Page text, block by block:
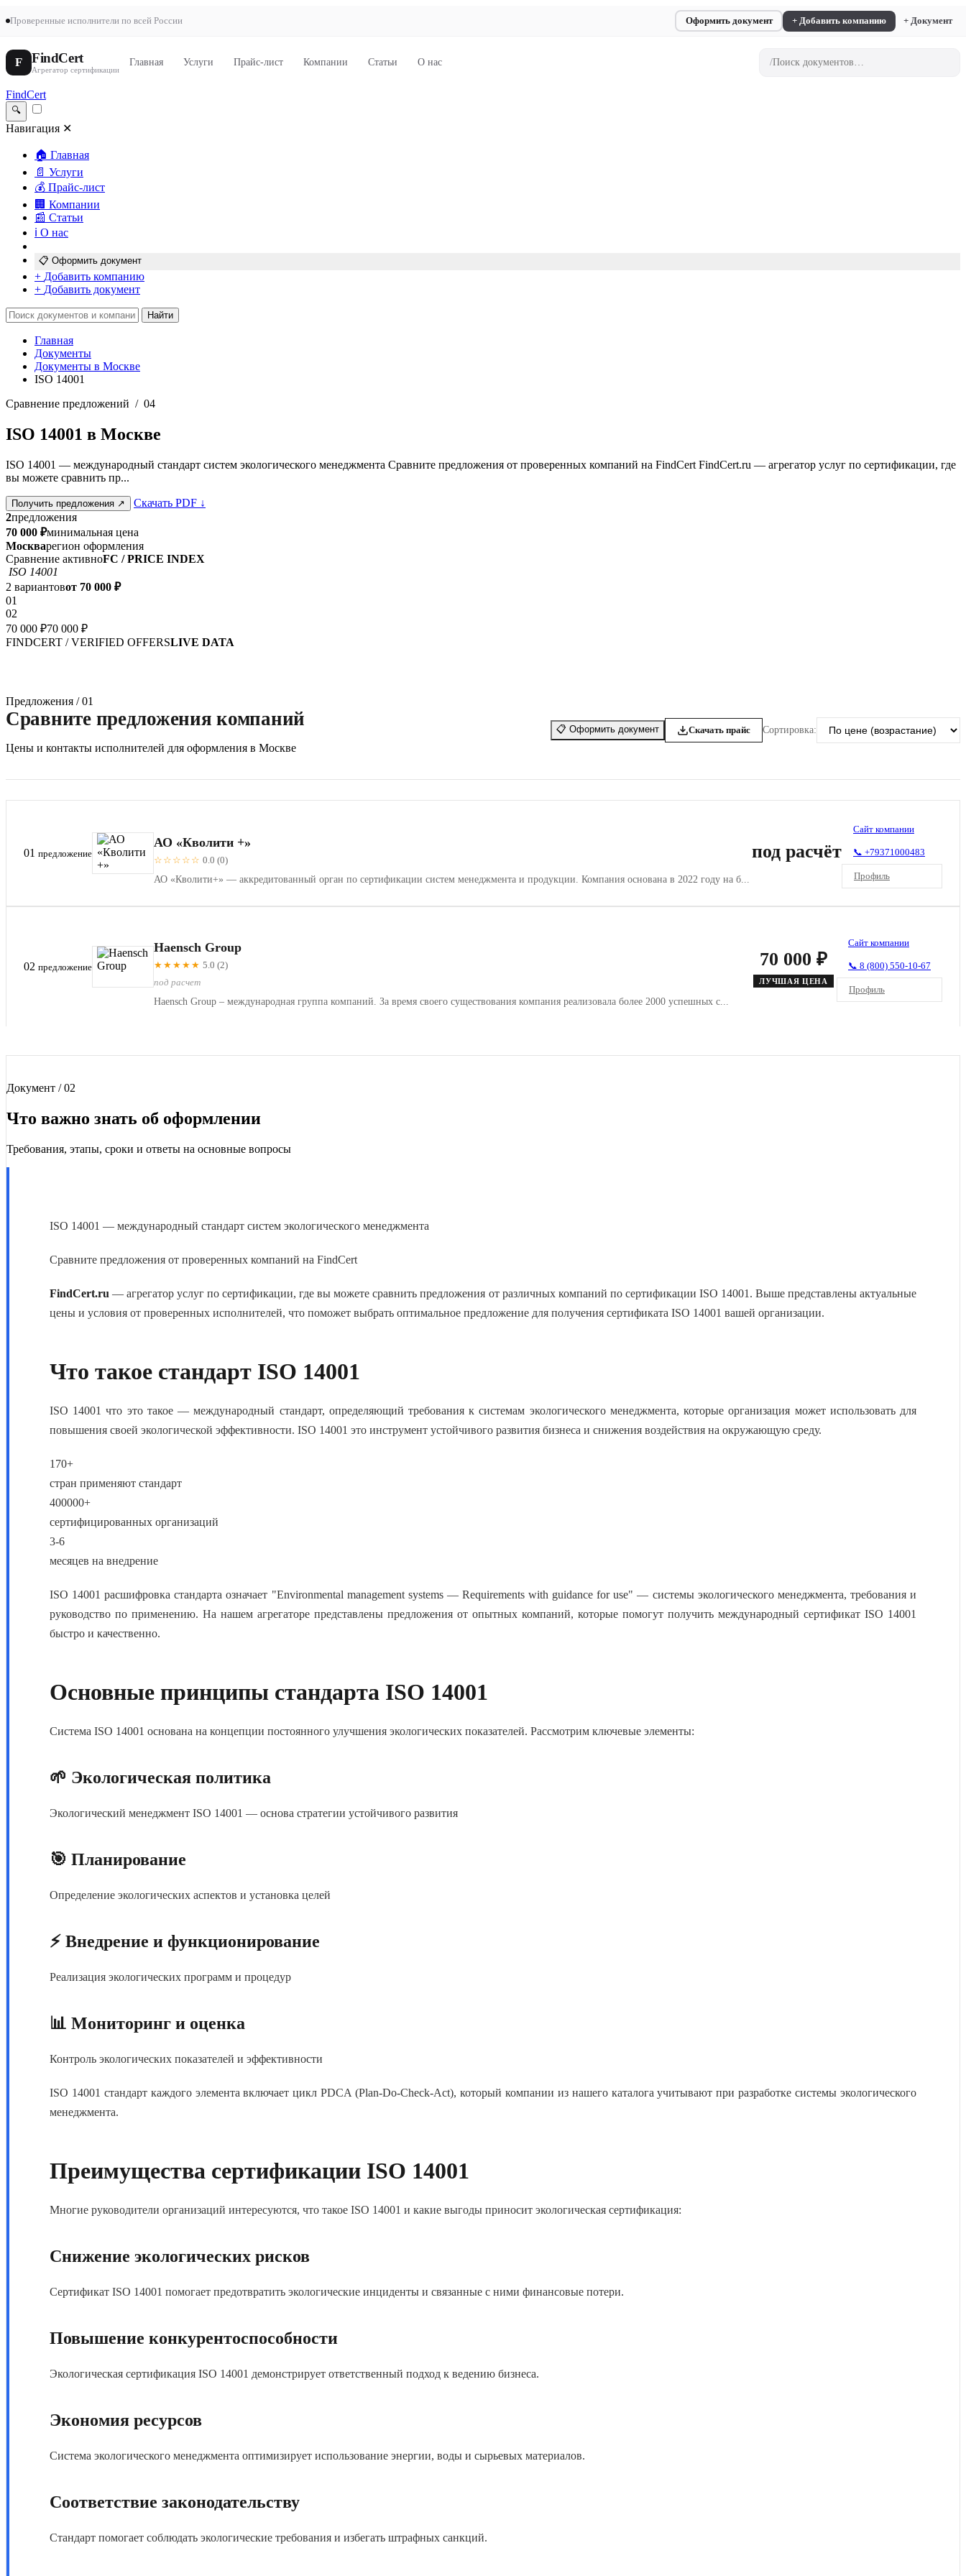
Проверенные исполнители по всей России Оформить документ + Добавить компанию + Документ
F FindCert
Агрегатор сертификации
Главная Услуги Прайс-лист Компании Статьи О нас /
FindCert
🔍
Навигация ✕
🏠 Главная
📄 Услуги
💰 Прайс-лист
🏢 Компании
📰 Статьи
ℹ️ О нас
📋 Оформить документ
+ Добавить компанию
+ Добавить документ
Найти
Главная
Документы
Документы в Москве
ISO 14001
Сравнение предложений / 04
ISO 14001 в Москве
ISO 14001 — международный стандарт систем экологического менеджмента Сравните предложения от проверенных компаний на FindCert FindCert.ru — агрегатор услуг по сертификации, где
вы можете сравнить пр...
Получить предложения ↗ Скачать PDF ↓
2предложения
70 000 ₽минимальная цена
Москварегион оформления
Сравнение активноFC / PRICE INDEX
ISO 14001
2 вариантовот 70 000 ₽
01
02
70 000 ₽70 000 ₽
FINDCERT / VERIFIED OFFERSLIVE DATA
Предложения / 01
Сравните предложения компаний
Цены и контакты исполнителей для оформления в Москве
📋 Оформить документ Скачать прайс Сортировка:
01 предложение
АО «Кволити +»
☆☆☆☆☆ 0.0 (0)
АО «Кволити+» — аккредитованный орган по сертификации систем менеджмента и продукции. Компания основана в 2022 году на б...
под расчёт
Сайт компании
📞 +79371000483
Профиль
02 предложение
Haensch Group
★★★★★ 5.0 (2)
под расчет
Haensch Group – международная группа компаний. За время своего существования компания реализовала более 2000 успешных с...
70 000 ₽
ЛУЧШАЯ ЦЕНА
Сайт компании
📞 8 (800) 550-10-67
Профиль
Документ / 02
Что важно знать об оформлении
Требования, этапы, сроки и ответы на основные вопросы
ISO 14001 — международный стандарт систем экологического менеджмента
Сравните предложения от проверенных компаний на FindCert
FindCert.ru — агрегатор услуг по сертификации, где вы можете сравнить предложения от различных компаний по сертификации ISO 14001 . Выше представлены актуальные
цены и условия от проверенных исполнителей, что поможет выбрать оптимальное предложение для получения сертификата ISO 14001 вашей организации.
Что такое стандарт ISO 14001
ISO 14001 что этотакое — международный стандарт, определяющий требования к системам экологического менеджмента, которые организация может использовать для
повышения своей экологической эффективности. ISO 14001 это инструмент устойчивого развития бизнеса и снижения воздействия на окружающую среду.
170+
стран применяют стандарт
400000+
сертифицированных организаций
3-6
месяцев на внедрение
ISO 14001 расшифровка стандарта означает "Environmental management systems — Requirements with guidance for use" — системы экологического менеджмента, требования и
руководство по применению. На нашем агрегаторе представлены предложения от опытных компаний, которые помогут получить международный сертификат ISO 14001
быстро и качественно.
Основные принципы стандарта ISO 14001
Система ISO 14001 основана на концепции постоянного улучшения экологических показателей. Рассмотрим ключевые элементы:
🌱 Экологическая политика
Экологический менеджмент ISO 14001 — основа стратегии устойчивого развития
🎯 Планирование
Определение экологических аспектов и установка целей
⚡ Внедрение и функционирование
Реализация экологических программ и процедур
📊 Мониторинг и оценка
Контроль экологических показателей и эффективности
ISO 14001 стандарткаждого элемента включает цикл PDCA (Plan-Do-Check-Act), который компании из нашего каталога учитывают при разработке системы экологического
менеджмента.
Преимущества сертификации ISO 14001
Многие руководители организаций интересуются, что такое ISO 14001 и какие выгоды приносит экологическая сертификация:
Снижение экологических рисков
Сертификат ISO 14001 помогает предотвратить экологические инциденты и связанные с ними финансовые потери.
Повышение конкурентоспособности
Экологическая сертификация ISO 14001 демонстрирует ответственный подход к ведению бизнеса.
Экономия ресурсов
Система экологического менеджмента оптимизирует использование энергии, воды и сырьевых материалов.
Соответствие законодательству
Стандарт помогает соблюдать экологические требования и избегать штрафных санкций.